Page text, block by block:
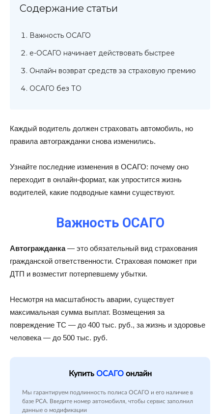
Важность ОСАГО
е-ОСАГО начинает действовать быстрее
Онлайн возврат средств за страховую премию
ОСАГО без ТО
Каждый водитель должен страховать автомобиль, но
правила автогражданки снова изменились.
Узнайте последние изменения в ОСАГО: почему оно
переходит в онлайн-формат, как упростится жизнь
водителей, какие подводные камни существуют.
Важность ОСАГО
Автогражданка— это обязательный вид страхования
гражданской ответственности. Страховая поможет при
ДТП и возместит потерпевшему убытки.
Несмотря на масштабность аварии, существует
максимальная сумма выплат. Возмещения за
повреждение ТС — до 400 тыс. руб., за жизнь и здоровье
человека — до 500 тыс. руб.
Купить ОСАГОонлайн
Мы гарантируем подлинность полиса ОСАГО и его наличие в
базе РСА. Введите номер автомобиля, чтобы сервис заполнил
данные о модификации